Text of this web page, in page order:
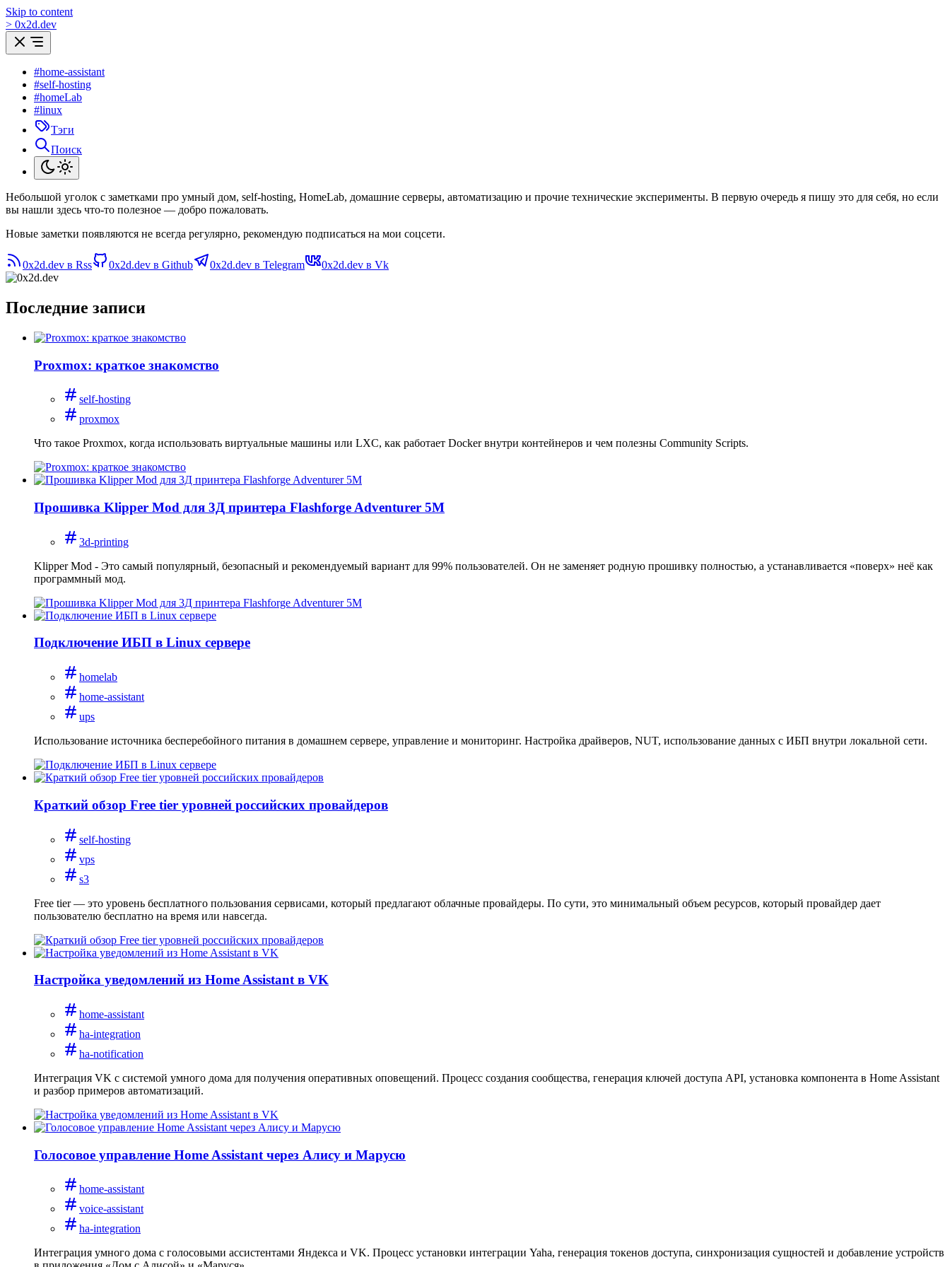
Skip to content
> 0x2d.dev
#home-assistant
#self-hosting
#homeLab
#linux
Тэги
Поиск
Небольшой уголок с заметками про умный дом, self-hosting, HomeLab, домашние серверы, автоматизацию и прочие технические эксперименты. В первую очередь я пишу это для себя, но если
вы нашли здесь что-то полезное — добро пожаловать.
Новые заметки появляются не всегда регулярно, рекомендую подписаться на мои соцсети.
0x2d.dev в Rss 0x2d.dev в Github 0x2d.dev в Telegram 0x2d.dev в Vk
Последние записи
Proxmox: краткое знакомство
self-hosting
proxmox
Что такое Proxmox, когда использовать виртуальные машины или LXC, как работает Docker внутри контейнеров и чем полезны Community Scripts.
Прошивка Klipper Mod для 3Д принтера Flashforge Adventurer 5M
3d-printing
Klipper Mod - Это самый популярный, безопасный и рекомендуемый вариант для 99% пользователей. Он не заменяет родную прошивку полностью, а устанавливается «поверх» неё как
программный мод.
Подключение ИБП в Linux сервере
homelab
home-assistant
ups
Использование источника бесперебойного питания в домашнем сервере, управление и мониторинг. Настройка драйверов, NUT, использование данных с ИБП внутри локальной сети.
Краткий обзор Free tier уровней российских провайдеров
self-hosting
vps
s3
Free tier — это уровень бесплатного пользования сервисами, который предлагают облачные провайдеры. По сути, это минимальный объем ресурсов, который провайдер дает
пользователю бесплатно на время или навсегда.
Настройка уведомлений из Home Assistant в VK
home-assistant
ha-integration
ha-notification
Интеграция VK с системой умного дома для получения оперативных оповещений. Процесс создания сообщества, генерация ключей доступа API, установка компонента в Home Assistant
и разбор примеров автоматизаций.
Голосовое управление Home Assistant через Алису и Марусю
home-assistant
voice-assistant
ha-integration
Интеграция умного дома с голосовыми ассистентами Яндекса и VK. Процесс установки интеграции Yaha, генерация токенов доступа, синхронизация сущностей и добавление устройств